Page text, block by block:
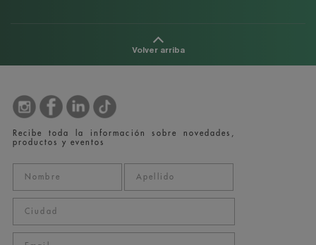
Volver arriba
Recibe toda la información sobre novedades,
productos y eventos